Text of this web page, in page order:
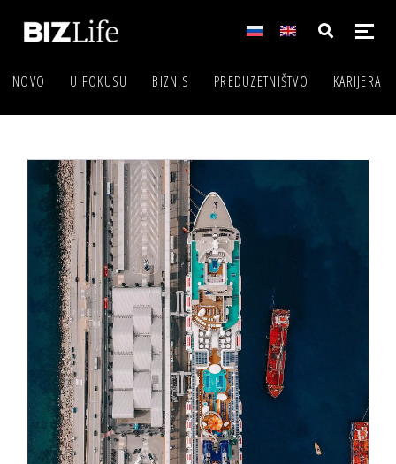
NOVO U FOKUSU BIZNIS PREDUZETNIŠTVO KARIJERA